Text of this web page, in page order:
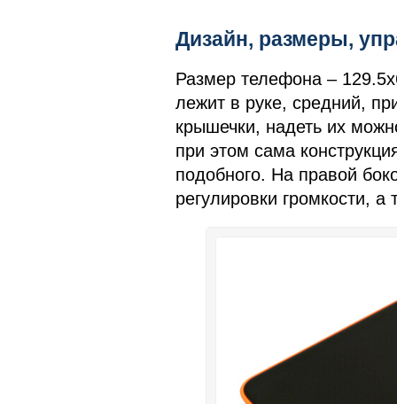
Дизайн, размеры,
Размер телефона –
лежит в руке, средний,
крышечки, надеть их
при этом сама
подобного. На правой
регулировки громкости,